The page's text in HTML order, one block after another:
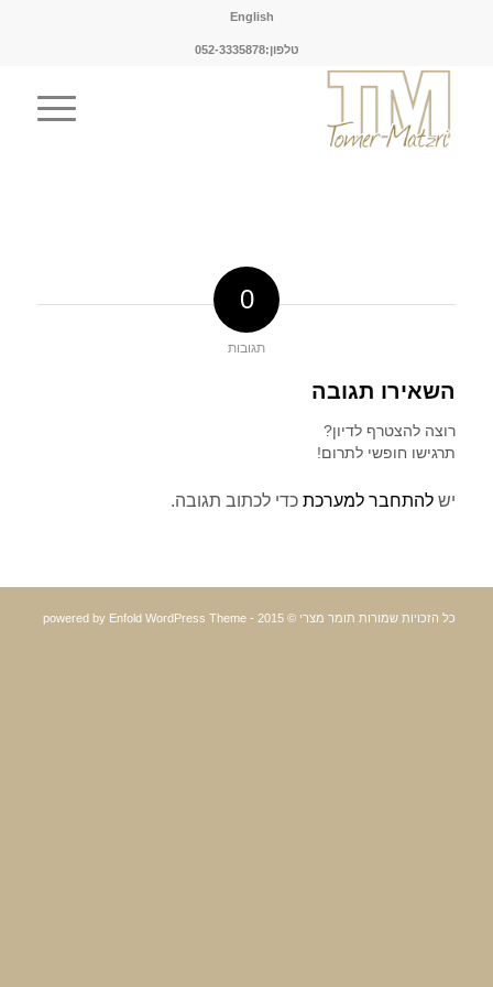
English
טלפון:052-3335878
0
תגובות
השאירו תגובה
רוצה להצטרף לדיון?
תרגישו חופשי לתרום!
יש להתחבר למערכתכדי לכתוב תגובה.
כל הזכויות שמורות תומר מצרי © 2015 - powered by Enfold WordPress Theme